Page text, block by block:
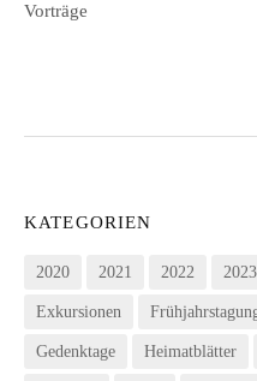
Vorträge
KATEGORIEN
2020 2021 2022 2023
Exkursionen
Gedenktage Heimatblätter